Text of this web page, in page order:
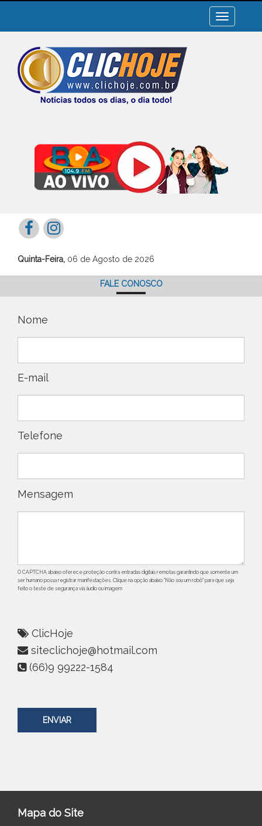
Toggle
navigation
Quinta-Feira, 06 de Agosto de 2026
FALE CONOSCO
Nome
E-mail
Telefone
Mensagem
O CAPTCHA abaixo oferece proteção contra entradas digitais remotas garantindo que somente um
ser humano possa registrar manifestações. Clique na opção abaixo "Não sou um robô" para que seja
feito o teste de segurança via áudio ou imagem
ClicHoje
siteclichoje@hotmail.com
(66)9 99222-1584
ENVIAR
Mapa do Site